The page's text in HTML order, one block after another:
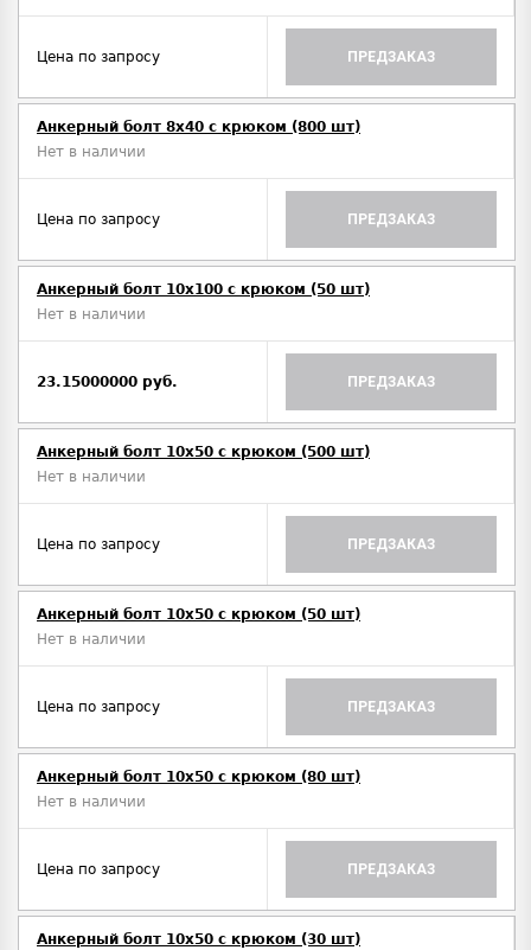
Цена по запросу ПРЕДЗАКАЗ
Анкерный болт 8х40 с крюком (800 шт)
Нет в наличии
Цена по запросу ПРЕДЗАКАЗ
Анкерный болт 10х100 с крюком (50 шт)
Нет в наличии
23.15000000 руб. ПРЕДЗАКАЗ
Анкерный болт 10х50 с крюком (500 шт)
Нет в наличии
Цена по запросу ПРЕДЗАКАЗ
Анкерный болт 10х50 с крюком (50 шт)
Нет в наличии
Цена по запросу ПРЕДЗАКАЗ
Анкерный болт 10х50 с крюком (80 шт)
Нет в наличии
Цена по запросу ПРЕДЗАКАЗ
Анкерный болт 10х50 с крюком (30 шт)